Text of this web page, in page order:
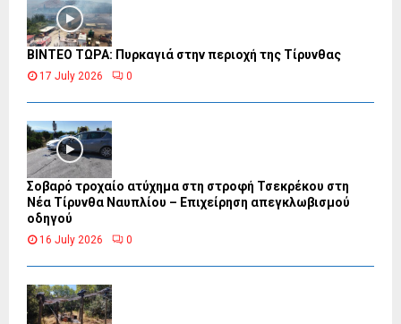
ΒΙΝΤΕΟ ΤΩΡΑ: Πυρκαγιά στην περιοχή της Τίρυνθας
17 July 2026 0
Σοβαρό τροχαίο ατύχημα στη στροφή Τσεκρέκου στη
Νέα Τίρυνθα Ναυπλίου – Επιχείρηση απεγκλωβισμού
οδηγού
16 July 2026 0